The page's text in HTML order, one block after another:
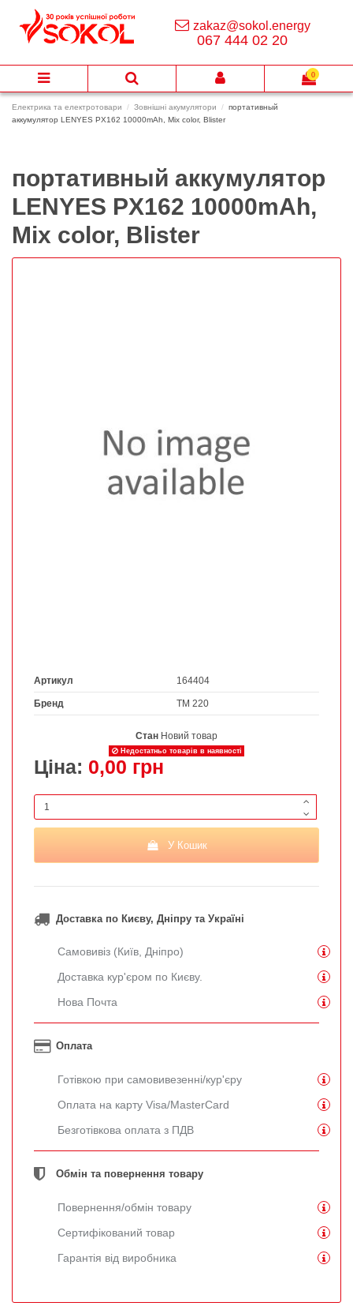
Електрика та електротовари Зовнішні акумулятори
портативный
аккумулятор LENYES PX162 10000mAh, Mix color, Blister
портативный аккумулятор
LENYES PX162 10000mAh,
Mix color, Blister
Артикул 164404
Бренд ТМ 220
Стан Новий товар
Недостатньо товарів в наявності
Ціна: 0,00 грн
У Кошик
Доставка по Києву, Дніпру та Україні
Самовивіз (Київ, Дніпро)
Доставка кур'єром по Києву.
Нова Почта
Оплата
Готівкою при самовивезенні/кур'єру
Оплата на карту Visa/MasterCard
Безготівкова оплата з ПДВ
Обмін та повернення товару
Повернення/обмін товару
Сертифікований товар
Гарантія від виробника
zakaz@sokol.energy
067 444 02 20
0